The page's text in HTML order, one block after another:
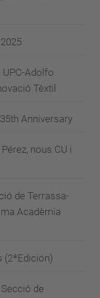
Adolfo
Tèxtil
Anniversary
nous CU i
de Terrassa-
Acadèmia
de